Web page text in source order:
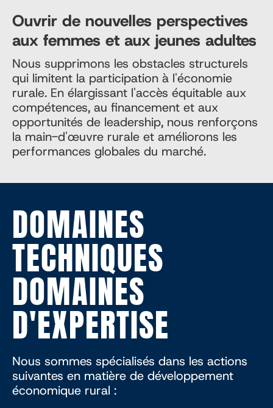
Ouvrir de nouvelles perspectives
aux femmes et aux jeunes adultes
Nous supprimons les obstacles structurels
qui limitent la participation à l'économie
rurale. En élargissant l'accès équitable aux
compétences, au financement et aux
opportunités de leadership, nous renforçons
la main-d'œuvre rurale et améliorons les
performances globales du marché.
DOMAINES
TECHNIQUES
DOMAINES
D'EXPERTISE
Nous sommes spécialisés dans les actions
suivantes en matière de développement
économique rural :